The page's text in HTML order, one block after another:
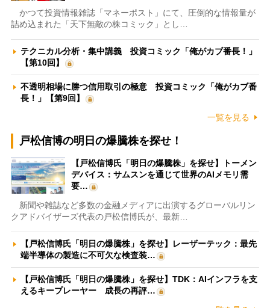
かつて投資情報雑誌「マネーポスト」にて、圧倒的な情報量が
詰め込まれた「天下無敵の株コミック」とし…
テクニカル分析・集中講義 投資コミック「俺がカブ番長！」
【第10回】
不透明相場に勝つ信用取引の極意 投資コミック「俺がカブ番
長！」【第9回】
一覧を見る
戸松信博の明日の爆騰株を探せ！
【戸松信博氏「明日の爆騰株」を探せ】トーメン
デバイス：サムスンを通じて世界のAIメモリ需
要…
新聞や雑誌など多数の金融メディアに出演するグローバルリン
クアドバイザーズ代表の戸松信博氏が、最新…
【戸松信博氏「明日の爆騰株」を探せ】レーザーテック：最先
端半導体の製造に不可欠な検査装…
【戸松信博氏「明日の爆騰株」を探せ】TDK：AIインフラを支
えるキープレーヤー 成長の再評…